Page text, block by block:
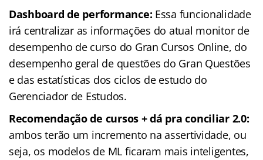
Dashboard de performance: Essa funcionalidade
irá centralizar as informações do atual monitor de
desempenho de curso do Gran Cursos Online, do
desempenho geral de questões do Gran Questões
e das estatísticas dos ciclos de estudo do
Gerenciador de Estudos.
Recomendação de cursos + dá pra conciliar 2.0:
ambos terão um incremento na assertividade, ou
seja, os modelos de ML ficaram mais inteligentes,